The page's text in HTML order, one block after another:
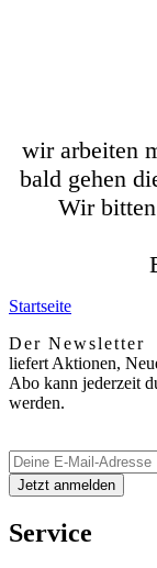
wir arbeiten
bald gehen
Wir
Startseite
Der Newsletter
liefert Aktionen,
Abo kann jederzeit
werden.
Service